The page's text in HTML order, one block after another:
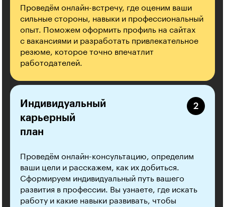
Проведём онлайн-встречу, где оценим ваши
сильные стороны, навыки и профессиональный
опыт. Поможем оформить профиль на сайтах
с вакансиями и разработать привлекательное
резюме, которое точно впечатлит
работодателей.
Индивидуальный
карьерный
план
Проведём онлайн-консультацию, определим
ваши цели и расскажем, как их добиться.
Сформируем индивидуальный путь вашего
развития в профессии. Вы узнаете, где искать
работу и какие навыки развивать, чтобы